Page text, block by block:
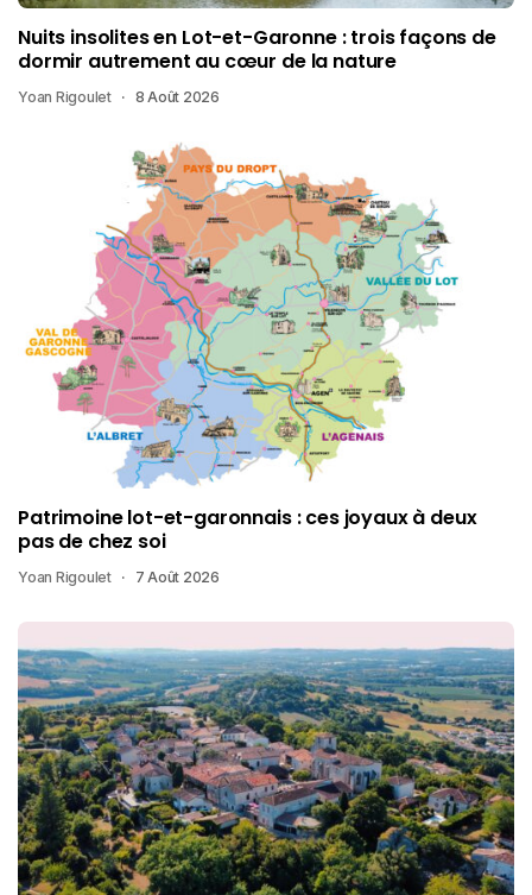
Nuits insolites en Lot-et-Garonne : trois façons de
dormir autrement au cœur de la nature
Yoan Rigoulet 8 Août 2026
Patrimoine lot-et-garonnais : ces joyaux à deux
pas de chez soi
Yoan Rigoulet 7 Août 2026